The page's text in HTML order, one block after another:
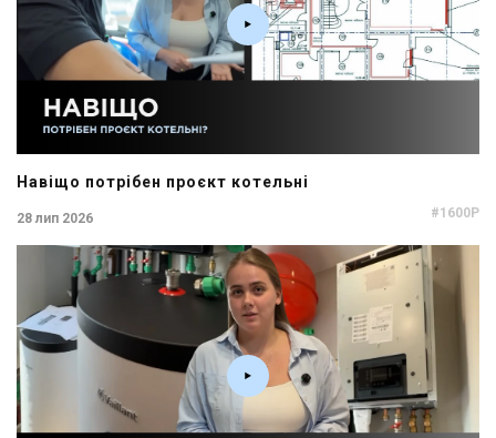
Навіщо потрібен проєкт котельні
28 лип 2026 #1600P